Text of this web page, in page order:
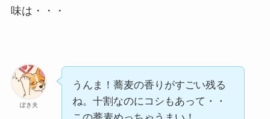
味は・・・
ぽき夫
うんま！蕎麦の香りがすごい残る
ね。十割なのにコシもあって・・